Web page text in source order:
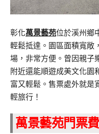
彰化萬景藝苑位於溪州鄉
輕鬆抵達。園區面積寬敞
場，非常方便。曾因親子
附近還能順遊成美文化園
富又輕鬆。售票處外就是
輕旅行！
萬景藝苑門票